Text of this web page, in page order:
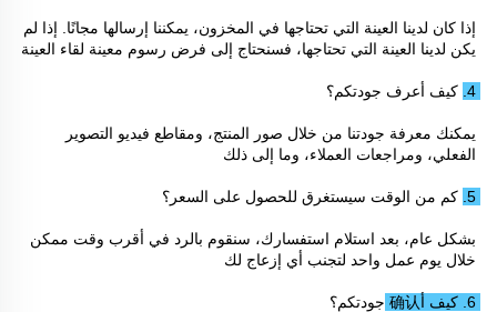
يكن لدينا العينة التي تحتاجها، فسنحتاج إلى فرض رسوم معينة لقاء العينة
4. كيف أعرف جودتكم؟
الفعلي، ومراجعات العملاء، وما إلى ذلك
5. كم من الوقت سيستغرق للحصول على السعر؟
خلال يوم عمل واحد لتجنب أي إزعاج لك
6. كيف أ确认 جودتكم؟